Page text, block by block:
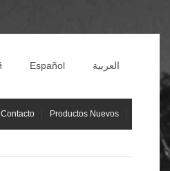
Español العربية
Contacto Productos Nuevos